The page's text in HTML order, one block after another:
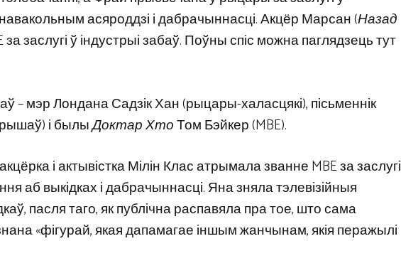
асяроддзі і дабрачыннасці. Акцёр Марсан (Назад
заслугі ў індустрыі забаў. Поўны спіс можна паглядзець тут
мэр Лондана Садзік Хан (рыцары-халасцякі), пісьменнік
і былыДоктар ХтоТом Бэйкер (MBE).
і актывістка Мілін Клас атрымала званне MBE за заслугі
аб выкідках і дабрачыннасці. Яна зняла тэлевізійныя
пасля таго, як публічна распавяла пра тое, што сама
«фігурай, якая дапамагае іншым жанчынам, якія перажылі